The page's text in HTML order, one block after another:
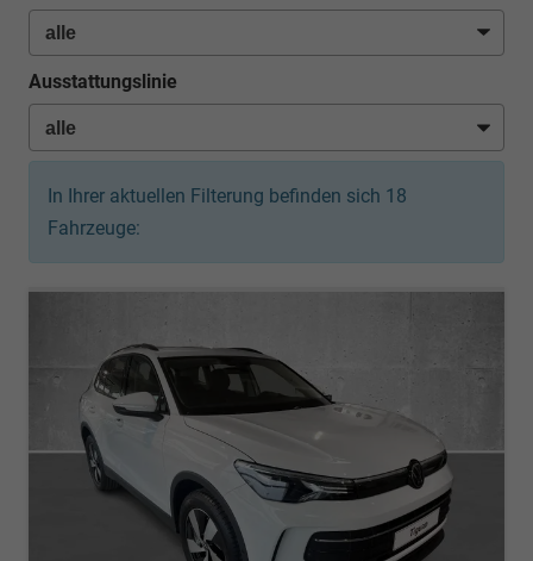
Ausstattungslinie
In Ihrer aktuellen Filterung befinden sich 18
Fahrzeuge: